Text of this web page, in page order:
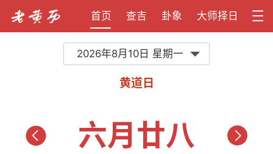
首页 查吉 卦象 大师择日
2026年8月10日 星期一
黄道日
六月廿八